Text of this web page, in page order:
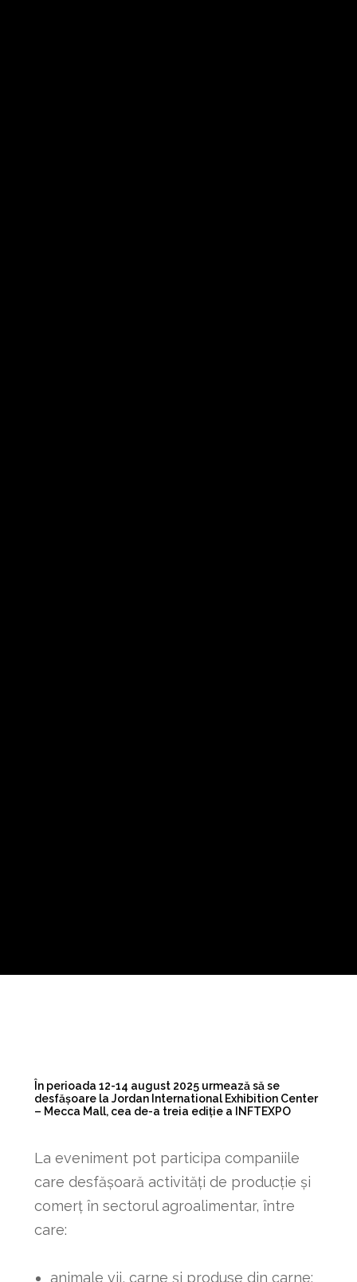
În perioada 12-14 august 2025 urmează să se
desfășoare la Jordan International Exhibition Center
– Mecca Mall, cea de-a treia ediție a INFTEXPO
La eveniment pot participa companiile
care desfășoară activități de producție și
comerț în sectorul agroalimentar, între
care:
animale vii, carne și produse din carne;